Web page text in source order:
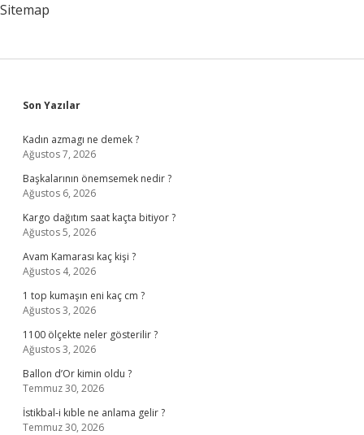
Sitemap
Sidebar
Son Yazılar
Kadın azmagı ne demek ?
Ağustos 7, 2026
Başkalarının önemsemek nedir ?
Ağustos 6, 2026
Kargo dağıtım saat kaçta bitiyor ?
Ağustos 5, 2026
Avam Kamarası kaç kişi ?
Ağustos 4, 2026
1 top kumaşın eni kaç cm ?
Ağustos 3, 2026
1100 ölçekte neler gösterilir ?
Ağustos 3, 2026
Ballon d’Or kimin oldu ?
Temmuz 30, 2026
İstikbal-i kıble ne anlama gelir ?
Temmuz 30, 2026